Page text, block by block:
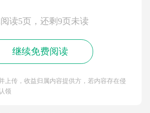
读5页，还剩9页未读
继续免费阅读
上传，收益归属内容提供方，若内容存在侵
领